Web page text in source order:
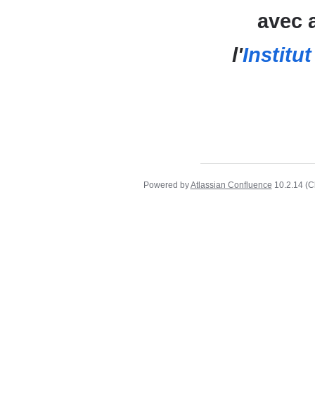
avec
l'Institut
Powered byAtlassian Confluence 10.2.14